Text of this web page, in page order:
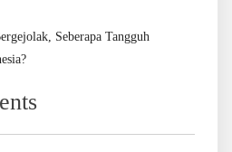
Seberapa Tangguh